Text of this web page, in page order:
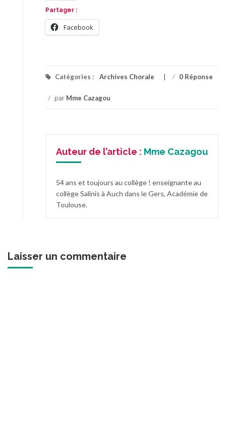
Partager :
Facebook
Catégories : Archives Chorale / 0 Réponse
/ par Mme Cazagou
Auteur de l’article : Mme Cazagou
54 ans et toujours au collège ! enseignante au
collège Salinis à Auch dans le Gers, Académie de
Toulouse.
Laisser un commentaire